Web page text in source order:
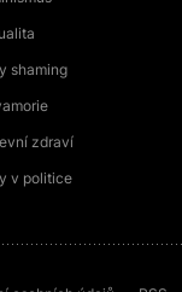
shaming
zdraví
v politice